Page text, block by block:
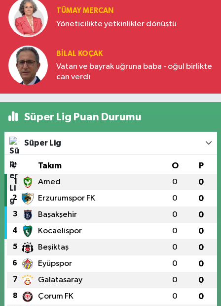
TÜMAY MERCAN
Yöneticilikte yetkinlikler dönüştü
BILAL KOÇAK
Vatan ve bayrak uğruna baba - oğul birlikte
can verdi
Süper Lig Puan Durumu
Süper Lig
# Takım O P
1 Amed 0 0
2 Erzurumspor FK 0 0
3 Başakşehir 0 0
4 Kocaelispor 0 0
5 Beşiktaş 0 0
6 Eyüpspor 0 0
7 Galatasaray 0 0
8 Çorum FK 0 0